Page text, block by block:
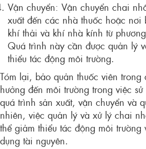
Vận chuyển: Vận chuyển chai
xuất đến các nhà thuốc hoặc nơi
khí thải và khí nhà kính từ
Quá trình này cần được quản lý
thiểu tác động môi trường.
Tóm lại, bảo quản thuốc viên
hưởng đến môi trường trong việc
quá trình sản xuất, vận chuyển và
nhiên, việc quản lý và xử lý chai
thể giảm thiểu tác động môi trường
dụng tài nguyên.